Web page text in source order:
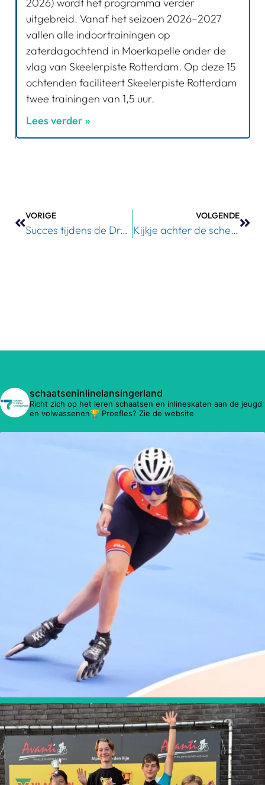
uitgebreid. Vanaf het seizoen 2026–2027
vallen alle indoortrainingen op
zaterdagochtend in Moerkapelle onder de
vlag van Skeelerpiste Rotterdam. Op deze 15
ochtenden faciliteert Skeelerpiste Rotterdam
twee trainingen van 1,5 uur.
Lees verder »
VORIGE
Succes tijdens de Drempelwedstrijden
VOLGENDE
Kijkje achter de schermen bij de Drempelwedstrijden
schaatseninlinelansingerland
Richt zich op het leren schaatsen en inlineskaten aan de jeugd
en volwassenen🏆 Proefles? Zie de website